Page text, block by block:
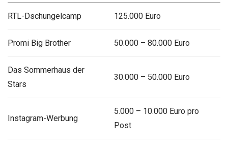
RTL-Dschungelcamp 125.000 Euro
Promi Big Brother 50.000 – 80.000 Euro
Das Sommerhaus der
Stars
30.000 – 50.000 Euro
Instagram-Werbung
5.000 – 10.000 Euro pro
Post